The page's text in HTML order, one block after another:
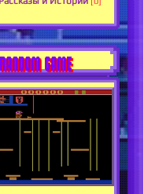
RANDOM GAME